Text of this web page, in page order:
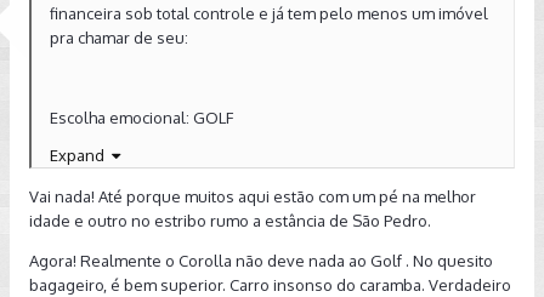
financeira sob total controle e já tem pelo menos um imóvel
pra chamar de seu:
Escolha emocional: GOLF
Escolha racional: Corolla
Golf. Sei que vou ser achincalhado aqui, mas pra mim os dois
são muito bons. Golf é amante, Corolla é esposa.
Expand
Vai nada! Até porque muitos aqui estão com um pé na melhor
idade e outro no estribo rumo a estância de São Pedro.
Agora! Realmente o Corolla não deve nada ao Golf . No quesito
bagageiro, é bem superior. Carro insonso do caramba. Verdadeiro